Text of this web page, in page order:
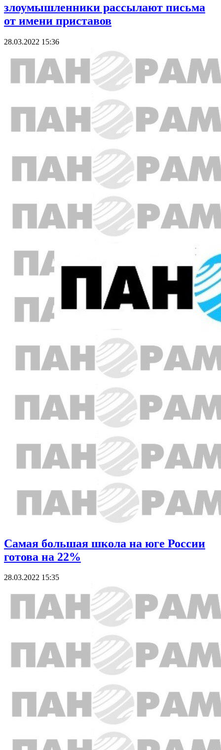
злоумышленники рассылают письма
от имени приставов
28.03.2022 15:36
Самая большая школа на юге России
готова на 22%
28.03.2022 15:35